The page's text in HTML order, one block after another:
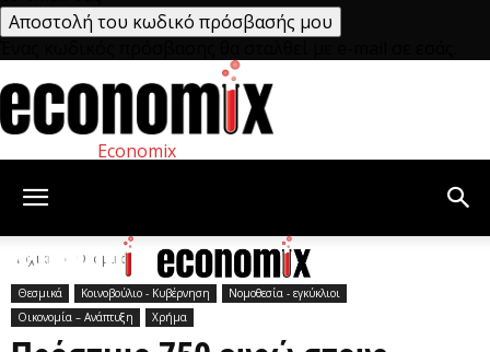
Economix
Αρχική Θεσμικά
Θεσμικά Κοινοβούλιο - Κυβέρνηση
Νομοθεσία - εγκύκλιοι
Οικονομία – Ανάπτυξη
Χρήμα